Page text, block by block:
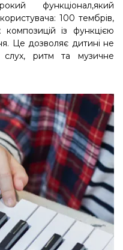
функціонал,який
100 тембрів,
із функцією
Це дозволяє дитині не
ритм та музичне